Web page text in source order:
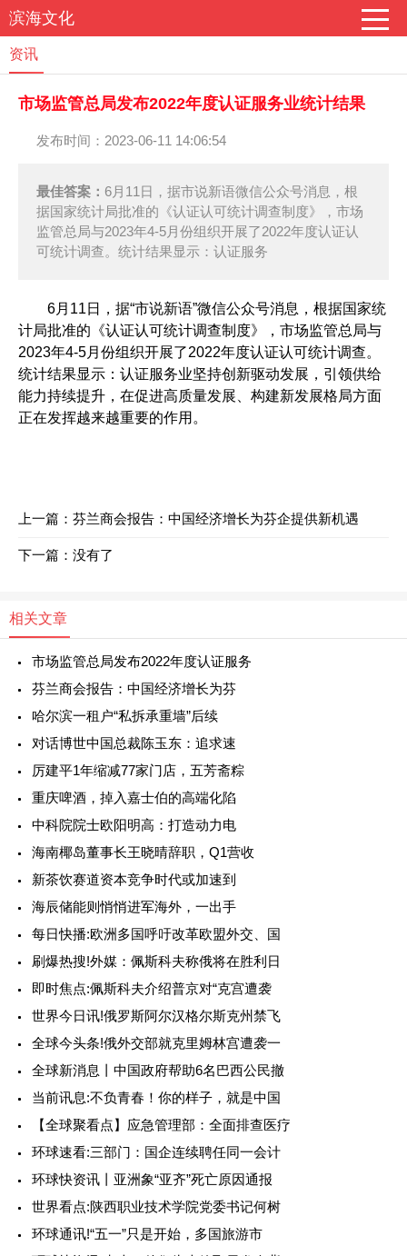
滨海文化
资讯
市场监管总局发布2022年度认证服务业统计结果
发布时间：2023-06-11 14:06:54
最佳答案： 6月11日，据市说新语微信公众号消息，根
据国家统计局批准的《认证认可统计调查制度》，市场
监管总局与2023年4-5月份组织开展了2022年度认证认
可统计调查。统计结果显示：认证服务
6月11日，据“市说新语”微信公众号消息，根据国家统
计局批准的《认证认可统计调查制度》，市场监管总局与
2023年4-5月份组织开展了2022年度认证认可统计调查。
统计结果显示：认证服务业坚持创新驱动发展，引领供给
能力持续提升，在促进高质量发展、构建新发展格局方面
正在发挥越来越重要的作用。
上一篇： 芬兰商会报告：中国经济增长为芬企提供新机遇
下一篇：没有了
相关文章
市场监管总局发布2022年度认证服务
芬兰商会报告：中国经济增长为芬
哈尔滨一租户“私拆承重墙”后续
对话博世中国总裁陈玉东：追求速
厉建平1年缩减77家门店，五芳斋粽
重庆啤酒，掉入嘉士伯的高端化陷
中科院院士欧阳明高：打造动力电
海南椰岛董事长王晓晴辞职，Q1营收
新茶饮赛道资本竞争时代或加速到
海辰储能则悄悄进军海外，一出手
每日快播:欧洲多国呼吁改革欧盟外交、国
刷爆热搜!外媒：佩斯科夫称俄将在胜利日
即时焦点:佩斯科夫介绍普京对“克宫遭袭
世界今日讯!俄罗斯阿尔汉格尔斯克州禁飞
全球今头条!俄外交部就克里姆林宫遭袭一
全球新消息丨中国政府帮助6名巴西公民撤
当前讯息:不负青春！你的样子，就是中国
【全球聚看点】应急管理部：全面排查医疗
环球速看:三部门：国企连续聘任同一会计
环球快资讯丨亚洲象“亚齐”死亡原因通报
世界看点:陕西职业技术学院党委书记何树
环球通讯!“五一”只是开始，多国旅游市